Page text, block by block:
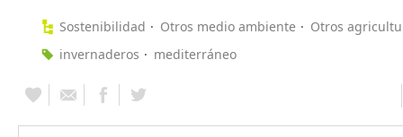
Sostenibilidad Otros medio ambiente
Otros
invernaderos
mediterráneo